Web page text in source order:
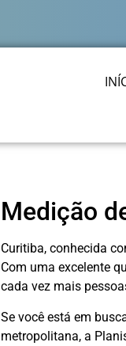
Medição
Curitiba, conhecida
Com uma excelente
cada vez mais
Se você está em
metropolitana, a